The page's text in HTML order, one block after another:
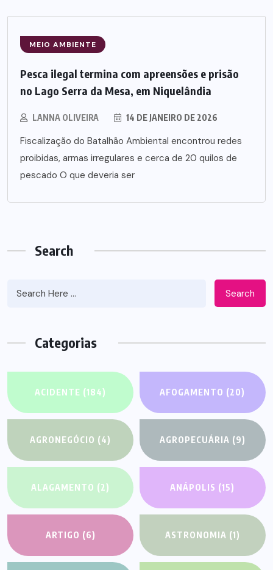
MEIO AMBIENTE
Pesca ilegal termina com apreensões e prisão
no Lago Serra da Mesa, em Niquelândia
LANNA OLIVEIRA 14 DE JANEIRO DE 2026
Fiscalização do Batalhão Ambiental encontrou redes
proibidas, armas irregulares e cerca de 20 quilos de
pescado O que deveria ser
Search
Search
Categorias
ACIDENTE (184) AFOGAMENTO (20)
AGRONEGÓCIO (4) AGROPECUÁRIA (9)
ALAGAMENTO (2) ANÁPOLIS (15)
ARTIGO (6) ASTRONOMIA (1)